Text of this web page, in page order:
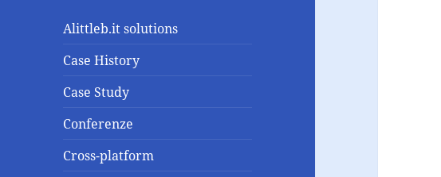
Alittleb.it solutions
Case History
Case Study
Conferenze
Cross-platform